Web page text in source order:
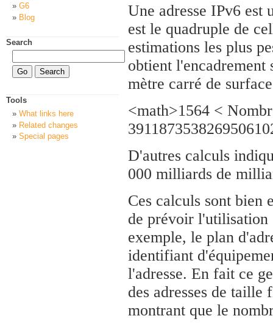
Une adresse IPv6 est
est le quadruple de
estimations les plus
obtient l'encadrement
mètre carré de
<math>1564 <
D'autres calculs
000 milliards de
Ces calculs sont
de prévoir l'utilisation
exemple, le plan
identifiant
l'adresse. En fait ce
des adresses de
montrant que le
G6
Blog
Search
Tools
What links here
Related changes
Special pages